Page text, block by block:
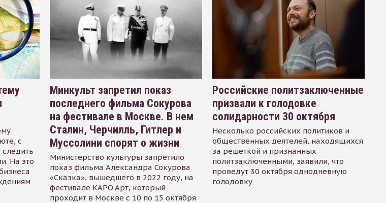
с
На это
Минкульт запретил показ
последнего фильма Сокурова
на фестивале в Москве. В нем
Сталин, Черчилль, Гитлер и
Муссолини спорят о жизни
Министерство культуры запретило
показ фильма Александра Сокурова
«Сказка», вышедшего в 2022 году, на
фестивале КАРО.Арт, который
проходит в Москве с 10 по 15 октября
Российские политзаключенные
призвали к голодовке
солидарности 30 октября
Несколько российских политиков и
общественных деятелей, находящихся
за решеткой и признанных
политзаключенными, заявили, что
проведут 30 октября однодневную
голодовку